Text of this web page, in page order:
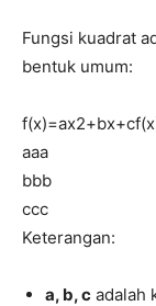
Fungsi kuadrat
bentuk umum:
aaa
bbb
ccc
Keterangan:
a, b, c adalah